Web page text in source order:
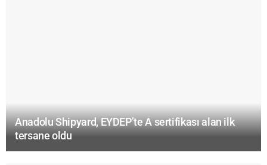
Anadolu Shipyard, EYDEP’te A sertifikası alan ilk
tersane oldu